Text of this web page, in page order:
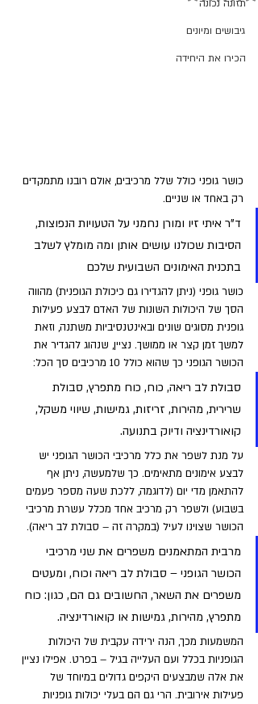
תזונה נכונה
גיבושים ומיונים
הכירו את היחידה
כושר גופני כולל שלל מרכיבים, אולם רובנו מתמקדים
רק באחד או שניים.
ד"ר איתי זיו ומורן נחמני על הטעויות הנפוצות,
הסיבות שכולנו עושים אותן ומה מומלץ לשלב
בתכנית האימונים השבועית שלכם
כושר גופני (ניתן להגדירו גם כיכולת הגופנית) מהווה
הסך של היכולות השונות של האדם לבצע פעילות
גופנית מסוגים שונים ובאינטנסיביות משתנה, וזאת
למשך זמן קצר או ממושך. נציין, שנהוג להגדיר את
הכושר הגופני כך שהוא כולל 10 מרכיבים סך הכל:
סבולת לב ריאה, כוח, כוח מתפרץ, סבולת
שרירית, מהירות, זריזות, גמישות, שיווי משקל,
קואורדינציה ודיוק בתנועה.
על מנת לשפר את כלל מרכיבי הכושר הגופני יש
לבצע אימונים מתאימים. כך שלמעשה, ניתן אף
להתאמן מדי יום (לדוגמה, ללכת שעה מספר פעמים
בשבוע) ולשפר רק מרכיב אחד מכלל עשרת מרכיבי
הכושר שצוינו לעיל (במקרה זה – סבולת לב ריאה).
מרבית המתאמנים משפרים את שני מרכיבי
הכושר הגופני – סבולת לב ריאה וכוח, ומעטים
משפרים את השאר, החשובים גם הם, כגון: כוח
מתפרץ, מהירות, גמישות או קואורדינציה.
המשמעות מכך, הנה ירידה עקבית של היכולות
הגופניות בכלל ועם העלייה בגיל – בפרט. אפילו נציין
את אלה שמבצעים היקפים גדולים במיוחד של
פעילות אירובית. הרי גם הם בעלי יכולות גופניות